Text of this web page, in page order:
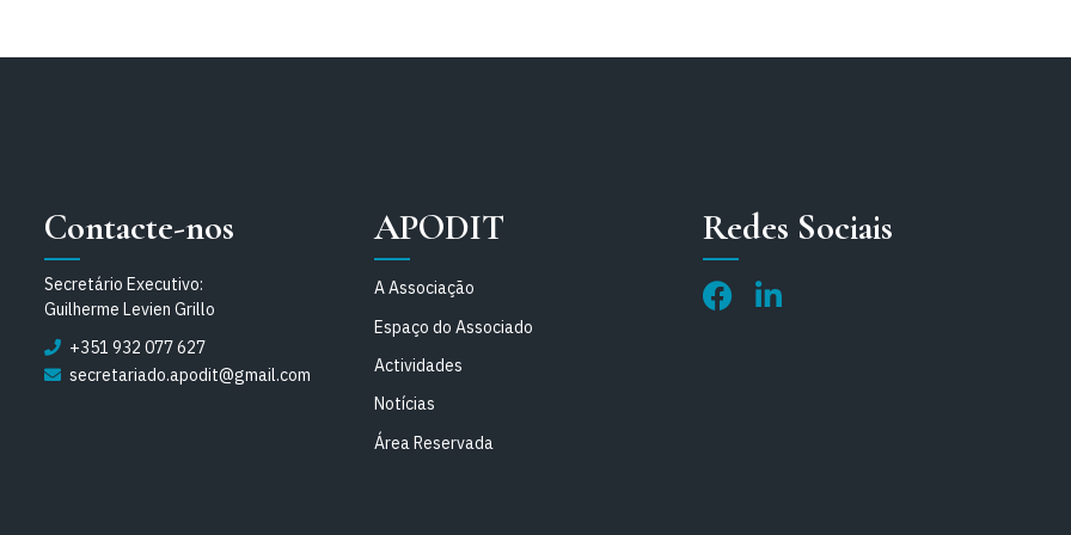
Contacte-nos
Secretário Executivo:
Guilherme Levien Grillo
+351 932 077 627
secretariado.apodit@gmail.com
APODIT
A Associação
Espaço do Associado
Actividades
Notícias
Área Reservada
Redes Sociais